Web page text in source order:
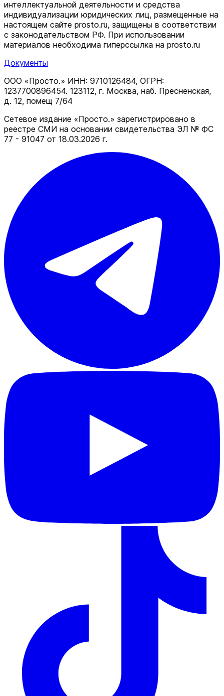
интеллектуальной деятельности и средства
индивидуализации юридических лиц, размещенные на
настоящем сайте prosto.ru, защищены в соответствии
c законодательством РФ. При использовании
материалов необходима гиперссылка на prosto.ru
Документы
ООО «Просто.» ИНН: 9710126484, ОГРН:
1237700896454. 123112, г. Москва, наб. Пресненская,
д. 12, помещ 7/64
Сетевое издание «Просто.» зарегистрировано в
реестре СМИ на основании свидетельства ЭЛ № ФС
77 - 91047 от 18.03.2026 г.